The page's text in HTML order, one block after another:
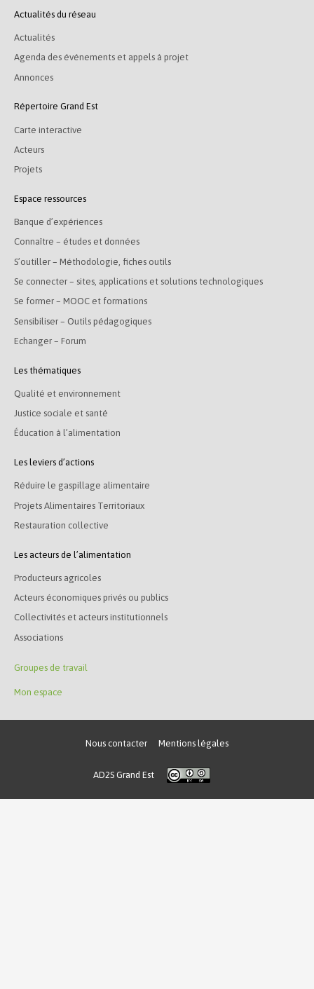
Actualités du réseau
Actualités
Agenda des événements et appels à projet
Annonces
Répertoire Grand Est
Carte interactive
Acteurs
Projets
Espace ressources
Banque d’expériences
Connaître – études et données
S’outiller – Méthodologie, fiches outils
Se connecter – sites, applications et solutions technologiques
Se former – MOOC et formations
Sensibiliser – Outils pédagogiques
Echanger – Forum
Les thématiques
Qualité et environnement
Justice sociale et santé
Éducation à l’alimentation
Les leviers d’actions
Réduire le gaspillage alimentaire
Projets Alimentaires Territoriaux
Restauration collective
Les acteurs de l’alimentation
Producteurs agricoles
Acteurs économiques privés ou publics
Collectivités et acteurs institutionnels
Associations
Groupes de travail
Mon espace
Nous contacter Mentions légales
AD2S Grand Est